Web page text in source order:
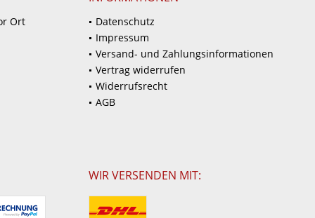
Ort
Datenschutz
Impressum
Versand- und Zahlungsinformationen
Vertrag widerrufen
Widerrufsrecht
AGB
WIR VERSENDEN MIT: